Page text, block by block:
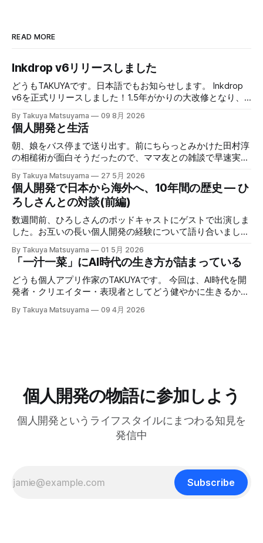
READ MORE
Inkdrop v6リリースしました
どうもTAKUYAです。日本語でもお知らせします。 Inkdrop
v6を正式リリースしました！1.5年がかりの大改修となり、
Markdownエディタや、最近のエージェント型コーディング
ワークフローに最適化された新しいAI連携機能など、根本か
ら作り直した改善が盛りだくさんです。それでいて、気が散
らないシンプルでクリーンなUXはそのまま維持していま
べたいと思います。開発期間中に辛抱強く待って下さった
事、そしてCanaryテストで多くのフィードバックをくれたこ
とに心から感謝します。皆さんのサポートなしには実現でき
ませんでした。 ウェブサイトもv6に合わせて完全に作り直
しました。アプリのUIをそのまま使ってライブデモを構築し
たので、アプリをDLせずとも新しいエディタを試せるように
しました。ぜひ触ってみてください： Inkdrop is an AI-
native Markdown note app for developers — smooth
context flow between
By Takuya Matsuyama 09 8月 2026
個人開発と生活
朝、娘をバス停まで送り出す。前にちらっとみかけた田村淳
の相槌術が面白そうだったので、ママ友との雑談で早速実践
で癖になっている批判的思考を完全オフにし、相槌に全神経
を注ぐ、というものだ。「へぇ」「うん」「うーん」「なる
ほど〜」と、相手の話にどんなバリエーションで返そうかと
いう所に集中する。騙されたと思って試してみて欲しいんだ
が、このお陰で相手の話がよく理解できて、自然なフォロー
ら頑張って面白い話をひねり出す必要が無いので、気が楽に
なった。話の結論も何もいらなくて、「そうなんですね」
「いいですね」「ほんじゃお疲れ様です〜」みたいな感じで
締めくくる。反応に困ったらとりあえず「いいですね」まじ
で便利！男相手の会話でも有効。インタビューにも応用が利
きそうだ。 天気が悪くてだるいので、やる気が出るまで部
By Takuya Matsuyama 27 5月 2026
個人開発で日本から海外へ、10年間の歴史 — ひ
ろしさんとの対談(前編)
数週間前、ひろしさんのポッドキャストにゲストで出演しま
した。お互いの長い個人開発の経験について語り合いまし
き起こしが出来たので、こちらに掲載します。お楽しみくだ
さい。 ※ギアアイコンをクリックして、音声と字幕を日本語
に変更できます。 00:00 イントロ:TAKUYAさんようこそ
01:32 TAKUYAさんの自己紹介:WalknoteからInkdropまで
がフリーランス案件につながった 09:17 Inkdropで食えるよ
By Takuya Matsuyama 01 5月 2026
「一汁一菜」にAI時代の生き方が詰まっている
どうも個人アプリ作家のTAKUYAです。 今回は、AI時代を開
発者・クリエイター・表現者としてどう健やかに生きるか、
の「健やかに生きる」とは、心身の健康を保ちながら、もの
ーティストとして生きる上で大事なのは、「戦略」や「堀
(moat)」を築くことよりも、「生きる方向性」 だと思って
はどこに行きたいのか？何を見たいのか？それが大事です。
戦略は状況に合わせて柔軟に変えればいいからです。 今回
菜でよいという提案」 を読んで、日々のリズムを健やかに
保つためのヒントがたくさん詰まっていると感じまし
By Takuya Matsuyama 09 4月 2026
個人開発の物語に参加しよう
個人開発というライフスタイルにまつわる知見を
発信中
Subscribe